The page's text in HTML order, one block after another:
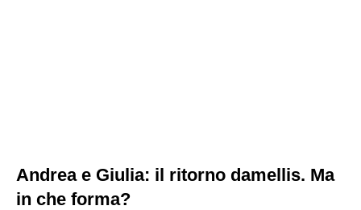
Andrea e Giulia: il ritorno damellis. Ma
in che forma?